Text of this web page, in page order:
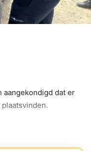
aangekondigd dat er